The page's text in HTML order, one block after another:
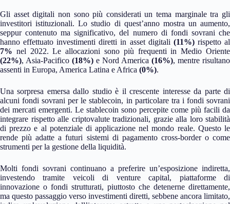
Gli asset digitali non sono più considerati un tema marginale tra gli
investitori istituzionali. Lo studio di quest’anno mostra un aumento,
seppur contenuto ma significativo, del numero di fondi sovrani che
hanno effettuato investimenti diretti in asset digitali (11%)rispetto al
7% nel 2022. Le allocazioni sono più frequenti in Medio Oriente
(22%), Asia-Pacifico (18%) e Nord America (16%), mentre risultano
assenti in Europa, America Latina e Africa (0%).
Una sorpresa emersa dallo studio è il crescente interesse da parte di
alcuni fondi sovrani per le stablecoin, in particolare tra i fondi sovrani
dei mercati emergenti. Le stablecoin sono percepite come più facili da
integrare rispetto alle criptovalute tradizionali, grazie alla loro stabilità
di prezzo e al potenziale di applicazione nel mondo reale. Questo le
rende più adatte a futuri sistemi di pagamento cross-border o come
strumenti per la gestione della liquidità.
Molti fondi sovrani continuano a preferire un’esposizione indiretta,
investendo tramite veicoli di venture capital, piattaforme di
innovazione o fondi strutturati, piuttosto che detenerne direttamente,
ma questo passaggio verso investimenti diretti, sebbene ancora limitato,